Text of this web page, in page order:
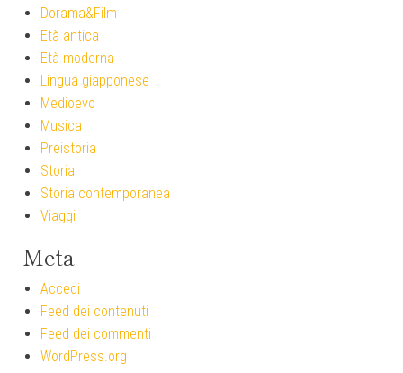
Dorama&Film
Età antica
Età moderna
Lingua giapponese
Medioevo
Musica
Preistoria
Storia
Storia contemporanea
Viaggi
Meta
Accedi
Feed dei contenuti
Feed dei commenti
WordPress.org